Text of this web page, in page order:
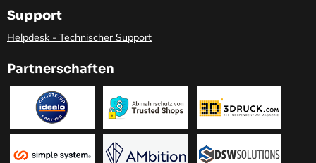
Support
Helpdesk - Technischer Support
Partnerschaften